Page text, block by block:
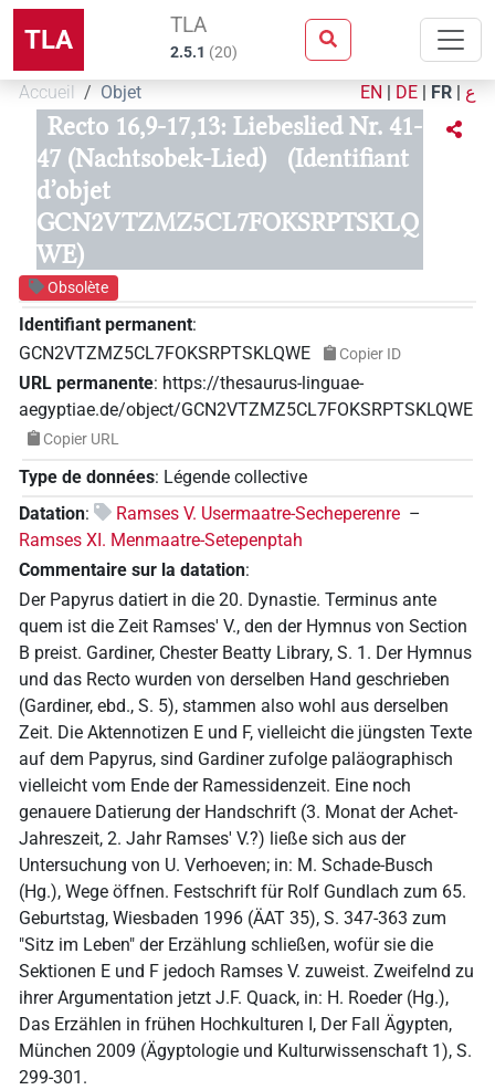
TLA TLA
2.5.1 (20)
Accueil Objet EN | DE | FR | ع
Recto 16,9-17,13: Liebeslied Nr. 41-
47 (Nachtsobek-Lied)
(Identifiant
d’objet
GCN2VTZMZ5CL7FOKSRPTSKLQ
WE)
Obsolète
Identifiant permanent:
GCN2VTZMZ5CL7FOKSRPTSKLQWE
Copier ID
URL permanente: https://thesaurus-linguae-
aegyptiae.de/object/GCN2VTZMZ5CL7FOKSRPTSKLQWE
Copier URL
Type de données: Légende collective
Datation: Ramses V. Usermaatre-Secheperenre –
Ramses XI. Menmaatre-Setepenptah
Commentaire sur la datation:
Der Papyrus datiert in die 20. Dynastie. Terminus ante
quem ist die Zeit Ramses' V., den der Hymnus von Section
B preist. Gardiner, Chester Beatty Library, S. 1. Der Hymnus
und das Recto wurden von derselben Hand geschrieben
(Gardiner, ebd., S. 5), stammen also wohl aus derselben
Zeit. Die Aktennotizen E und F, vielleicht die jüngsten Texte
auf dem Papyrus, sind Gardiner zufolge paläographisch
vielleicht vom Ende der Ramessidenzeit. Eine noch
genauere Datierung der Handschrift (3. Monat der Achet-
Jahreszeit, 2. Jahr Ramses' V.?) ließe sich aus der
Untersuchung von U. Verhoeven; in: M. Schade-Busch
(Hg.), Wege öffnen. Festschrift für Rolf Gundlach zum 65.
Geburtstag, Wiesbaden 1996 (ÄAT 35), S. 347-363 zum
"Sitz im Leben" der Erzählung schließen, wofür sie die
Sektionen E und F jedoch Ramses V. zuweist. Zweifelnd zu
ihrer Argumentation jetzt J.F. Quack, in: H. Roeder (Hg.),
Das Erzählen in frühen Hochkulturen I, Der Fall Ägypten,
München 2009 (Ägyptologie und Kulturwissenschaft 1), S.
299-301.